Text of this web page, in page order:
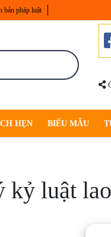
bản pháp luật
HẸN BIỂU MẪU
kỷ luật